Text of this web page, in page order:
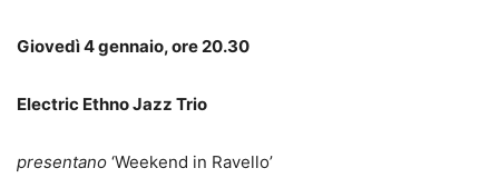
Giovedì 4 gennaio, ore 20.30
Electric Ethno Jazz Trio
presentano ‘Weekend in Ravello’